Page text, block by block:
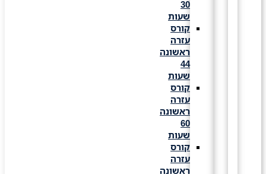
שעות
קורס
עזרה
ראשונה
שעות
קורס
עזרה
ראשונה
שעות
קורס
עזרה
ראשונה